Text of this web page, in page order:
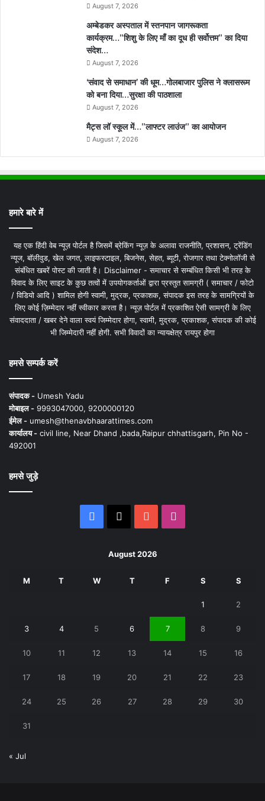
August 7, 2026
अम्बेडकर अस्पताल में स्तनपान जागरूकता
कार्यक्रम…”शिशु के लिए माँ का दूध ही सर्वोत्तम” का दिया
संदेश…
August 7, 2026
‘संवाद से समाधान’ की धूम…गोलबाजार पुलिस ने क्लासरूम
को बना दिया…सुरक्षा की पाठशाला
August 7, 2026
मैट्स लॉ स्कूल में…”लाफ्टर लाउंज” का आयोजन
August 7, 2026
हमारे बारे में
यह एक हिंदी वेब न्यूज़ पोर्टल है जिसमें ब्रेकिंग न्यूज़ के अलावा राजनीति, प्रशासन, ट्रेंडिंग
न्यूज, बॉलीवुड, खेल जगत, लाइफस्टाइल, बिजनेस, सेहत, ब्यूटी, रोजगार तथा टेक्नोलॉजी से
संबंधित खबरें पोस्ट की जाती है। Disclaimer - समाचार से सम्बंधित किसी भी तरह के
विवाद के लिए साइट के कुछ तत्वों में उपयोगकर्ताओं द्वारा प्रस्तुत सामग्री ( समाचार / फोटो
/ विडियो आदि ) शामिल होगी स्वामी, मुद्रक, प्रकाशक, संपादक इस तरह के सामग्रियों के
लिए कोई ज़िम्मेदार नहीं स्वीकार करता है। न्यूज़ पोर्टल में प्रकाशित ऐसी सामग्री के लिए
संवाददाता / खबर देने वाला स्वयं जिम्मेदार होगा, स्वामी, मुद्रक, प्रकाशक, संपादक की कोई
भी जिम्मेदारी नहीं होगी. सभी विवादों का न्यायक्षेत्र रायपुर होगा
हमसे सम्पर्क करें
संपादक - Umesh Yadu
मोबाइल - 9993047000, 9200000120
ईमेल - umesh@thenavbhaarattimes.com
कार्यालय - civil line, Near Dhand ,bada,Raipur chhattisgarh, Pin No -
492001
हमसे जुड़े
Facebook
X YouTube
August 2026
M T W T F S S
1 2
3 4 5 6 7 8 9
10 11 12 13 14 15 16
17 18 19 20 21 22 23
24 25 26 27 28 29 30
31
« Jul